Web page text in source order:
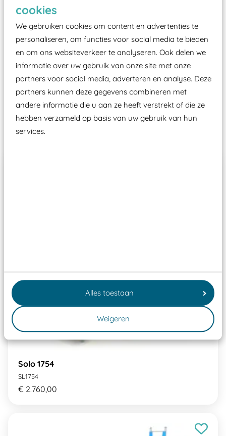
cookies
We gebruiken cookies om content en advertenties te
personaliseren, om functies voor social media te bieden
en om ons websiteverkeer te analyseren. Ook delen we
informatie over uw gebruik van onze site met onze
partners voor social media, adverteren en analyse. Deze
partners kunnen deze gegevens combineren met
andere informatie die u aan ze heeft verstrekt of die ze
hebben verzameld op basis van uw gebruik van hun
services.
Alles toestaan
Weigeren
moet zijn van een typekeuring, -plaatje en
certificering, uitgegeven door een Nederlands
aangewezen keuringsinstantie?
Wij ook speeltoestellen kunnen laten keuren zodat
ze toch binnen het Warenwetbesluit Attractie- en
Speeltoestellen vallen?
Past er goed bij
Solo 1754
SL1754
€ 2.760,00